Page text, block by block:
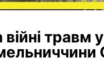
травм у